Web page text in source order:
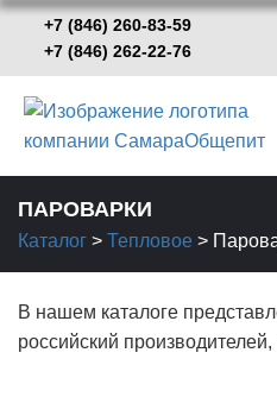
+7 (846) 260-83-59
+7 (846) 262-22-76
ПАРОВАРКИ
Каталог > Тепловое >
В нашем каталоге
российский